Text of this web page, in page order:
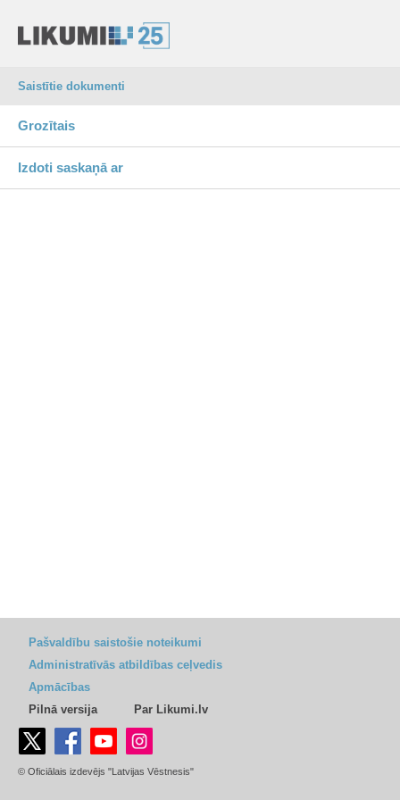
Saistītie dokumenti
Grozītais
Izdoti saskaņā ar
Pašvaldību saistošie noteikumi
Administratīvās atbildības ceļvedis
Apmācības
Pilnā versija
Par Likumi.lv
© Oficiālais izdevējs "Latvijas Vēstnesis"